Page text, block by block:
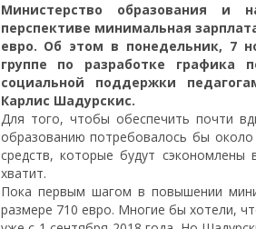
Министерство образования и
перспективе минимальная
евро. Об этом в понедельник, 7
группе по разработке графика
социальной поддержки
Карлис Шадурскис.
Для того, чтобы обеспечить почти
образованию потребовалось бы
средств, которые будут
хватит.
Пока первым шагом в повышении
размере 710 евро. Многие бы хотели,